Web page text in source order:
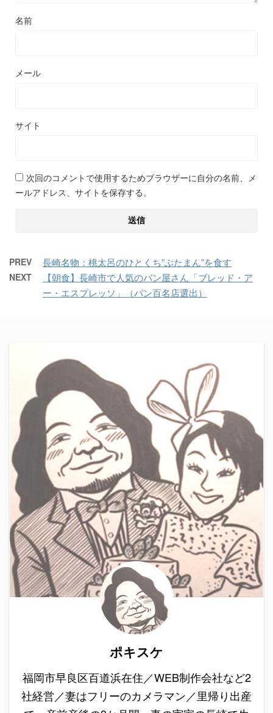
名前
メール
サイト
次回のコメントで使用するためブラウザーに自分の名前、メ
ールアドレス、サイトを保存する。
PREV 長崎名物：桃太呂のひとくち”ぶたまん”を食す
NEXT
【朝食】長崎市で人気のパン屋さん「ブレッド・ア
ー・エスプレッソ」（パン百名店選出）
ポキスケ
福岡市早良区百道浜在住／WEB制作会社など2
社経営／妻はフリーのカメラマン／里帰り出産